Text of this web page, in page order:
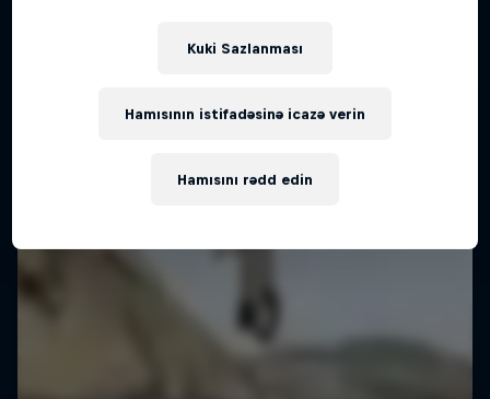
Kuki Sazlanması
Hamısını rədd edin
Hamısının istifadəsinə icazə verin